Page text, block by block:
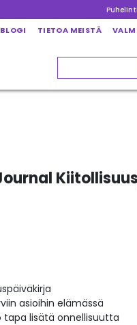
BLOGI TIETOA MEISTÄ
asioihin elämässä
tapa lisätä onnellisuutta